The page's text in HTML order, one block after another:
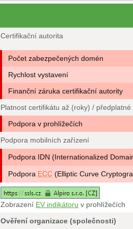
Certifikační autorita
Počet zabezpečených domén
Rychlost vystavení
Finanční záruka certifikační autority
Platnost certifikátu až (roky) / předplatné
Podpora v prohlížečích
Podpora mobilních zařízení
Podpora IDN (Internationalized
Podpora ECC (Elliptic Curve
Zobrazení EV indikátoru v prohlížečích
Ověření organizace (společnosti)